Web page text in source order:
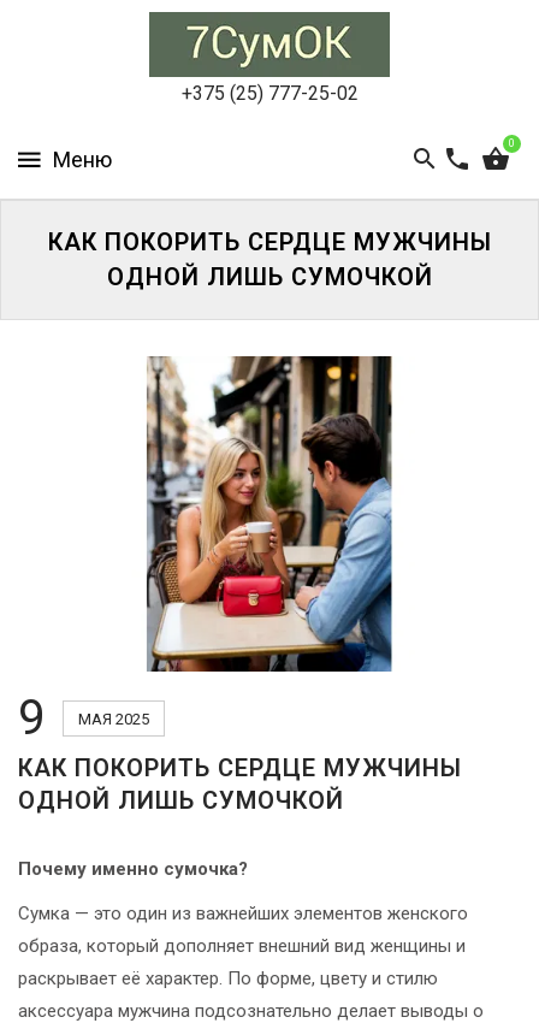
+375 (25) 777-25-02
0
МУЖСКИЕ
АКСЕССУАРЫ
ЗАБЫЛИ
ПАРОЛЬ?
КАК ПОКОРИТЬ СЕРДЦЕ МУЖЧИНЫ
ОДНОЙ ЛИШЬ СУМОЧКОЙ
9 МАЯ 2025
КАК ПОКОРИТЬ СЕРДЦЕ МУЖЧИНЫ
ОДНОЙ ЛИШЬ СУМОЧКОЙ
Почему именно сумочка?
Сумка — это один из важнейших элементов женского
образа, который дополняет внешний вид женщины и
раскрывает её характер. По форме, цвету и стилю
аксессуара мужчина подсознательно делает выводы о